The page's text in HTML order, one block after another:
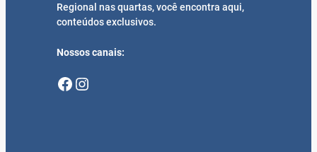
Regional nas quartas, você encontra aqui,
conteúdos exclusivos.
Nossos canais:
Facebook Instagram